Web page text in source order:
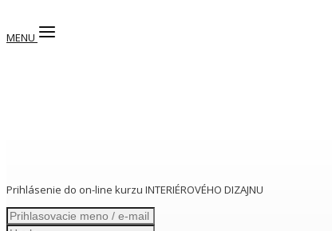
MENU
Prihlásenie do on-line kurzu INTERIÉROVÉHO DIZAJNU